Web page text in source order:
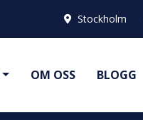
Stockholm
OM OSS BLOGG